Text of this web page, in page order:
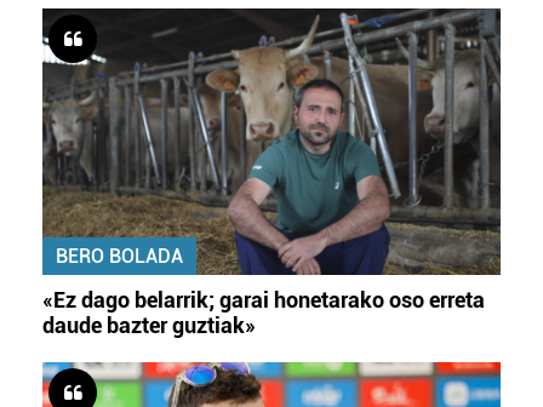
BERO BOLADA
«Ez dago belarrik; garai honetarako oso erreta
daude bazter guztiak»